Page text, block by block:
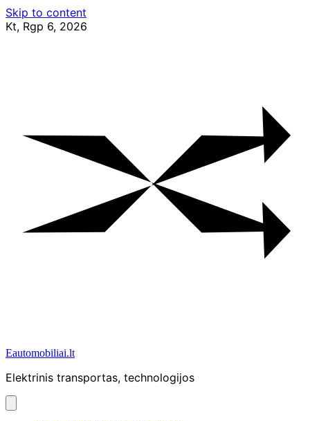
Skip to content
Kt, Rgp 6, 2026
Eautomobiliai.lt
Elektrinis transportas, technologijos